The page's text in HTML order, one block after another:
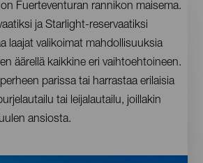
Fuerteventuran rannikon maisema.
ja Starlight-reservaatiksi
laajat valikoimat mahdollisuuksia
äärellä kaikkine eri vaihtoehtoineen.
parissa tai harrastaa erilaisia
tai leijalautailu, joillakin
ansiosta.